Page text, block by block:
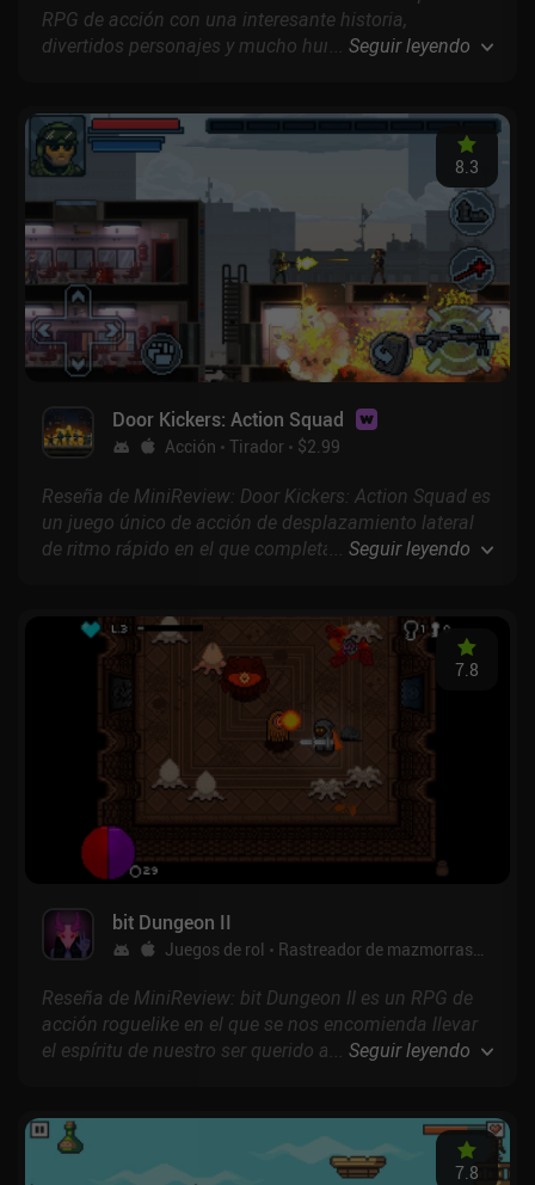
RPG de acción con una interesante historia,
divertidos personajes y mucho humor, ambientado en
... Seguir leyendo
Door Kickers: Action Squad
Acción Tirador $2.99
8.3
Reseña de MiniReview: Door Kickers: Action Squad es
un juego único de acción de desplazamiento lateral
de ritmo rápido en el que completamos misiones
nos acompañan en todo momento encajan
perfectamente con la jugabilidad única y el estilo
... Seguir leyendo
bit Dungeon II
Juegos de rol Rastreador de mazmorras
7.8
Reseña de MiniReview: bit Dungeon II es un RPG de
acción roguelike en el que se nos encomienda llevar
el espíritu de nuestro ser querido a descansar. Para
buscamos mazmorras y derrotamos a sus jefes hasta
desbloquear la mazmorra final.
... Seguir leyendo
7.8